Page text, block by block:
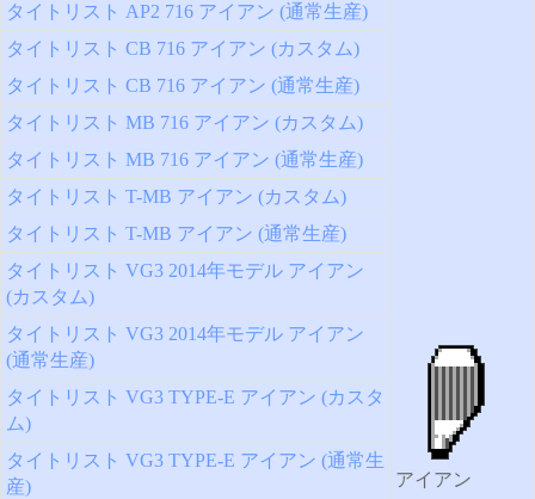
アイアン
タイトリスト AP2 716 アイアン (通常生産)
タイトリスト CB 716 アイアン (カスタム)
タイトリスト CB 716 アイアン (通常生産)
タイトリスト MB 716 アイアン (カスタム)
タイトリスト MB 716 アイアン (通常生産)
タイトリスト T-MB アイアン (カスタム)
タイトリスト T-MB アイアン (通常生産)
タイトリスト VG3 2014年モデル アイアン
(カスタム)
タイトリスト VG3 2014年モデル アイアン
(通常生産)
タイトリスト VG3 TYPE-E アイアン (カスタ
ム)
タイトリスト VG3 TYPE-E アイアン (通常生
産)